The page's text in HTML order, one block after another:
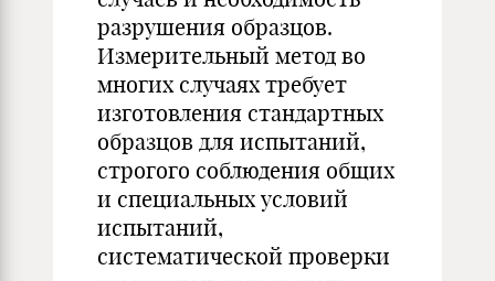
разрушения образцов.
Измерительный метод во
многих случаях требует
изготовления стандартных
образцов для испытаний,
строгого соблюдения общих
и специальных условий
испытаний,
систематической проверки